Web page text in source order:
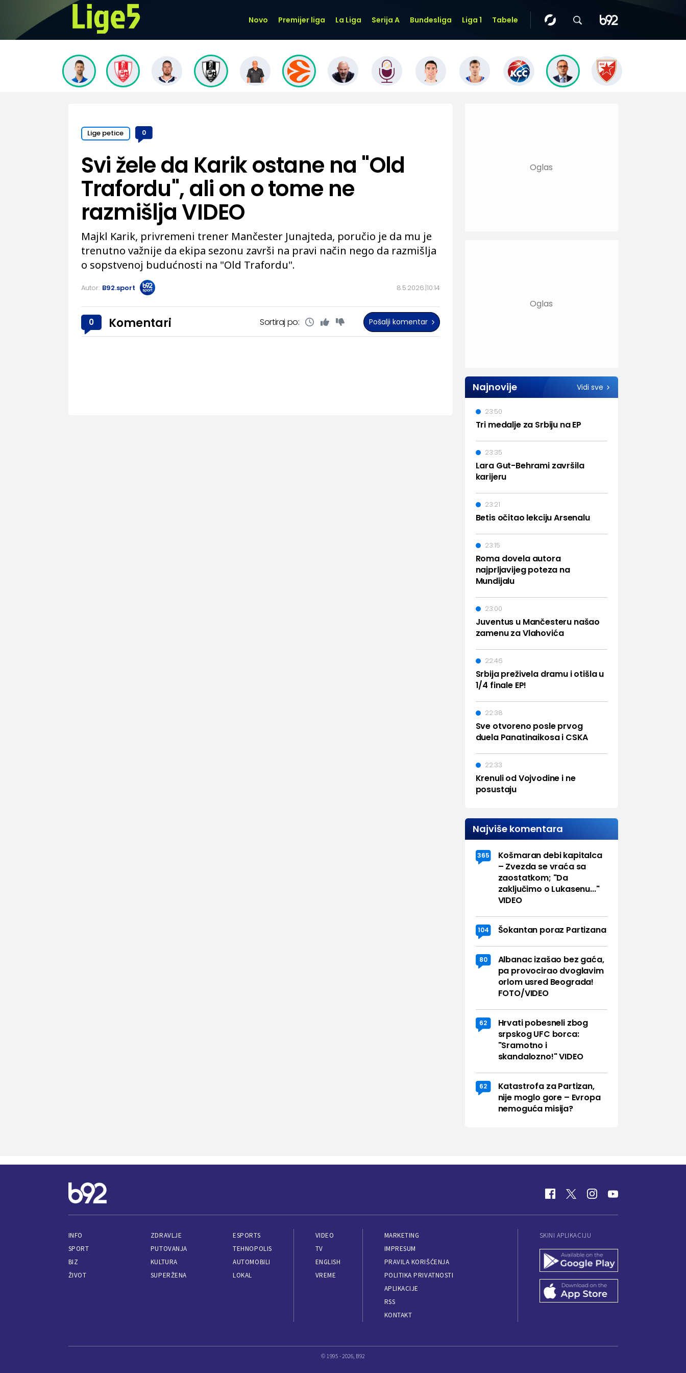
Novo Premijer liga La Liga Serija A Bundesliga Liga 1 Tabele
Lige petice 0
8.5.2026. 10:14
Svi žele da Karik ostane na "Old
Trafordu", ali on o tome ne
razmišlja VIDEO
Majkl Karik, privremeni trener Mančester Junajteda, poručio je da mu je
trenutno važnije da ekipa sezonu završi na pravi način nego da razmišlja
o sopstvenoj budućnosti na "Old Trafordu".
Autor: B92.sport
0 Komentari Sortiraj po: Pošalji komentar
Najnovije Vidi sve
Tri medalje za Srbiju na EP
23:50
Lara Gut-Behrami završila
karijeru
23:35
Betis očitao lekciju Arsenalu
23:21
Roma dovela autora
najprljavijeg poteza na
Mundijalu
23:15
Juventus u Mančesteru našao
zamenu za Vlahovića
23:00
Srbija preživela dramu i otišla u
1/4 finale EP!
22:46
Sve otvoreno posle prvog
duela Panatinaikosa i CSKA
22:38
Krenuli od Vojvodine i ne
posustaju
22:33
Najviše komentara
365
Košmaran debi kapitalca
– Zvezda se vraća sa
zaostatkom; "Da
zaključimo o Lukasenu..."
VIDEO
104 Šokantan poraz Partizana
80
Albanac izašao bez gaća,
pa provocirao dvoglavim
orlom usred Beograda!
FOTO/VIDEO
62
Hrvati pobesneli zbog
srpskog UFC borca:
"Sramotno i
skandalozno!" VIDEO
62
Katastrofa za Partizan,
nije moglo gore – Evropa
nemoguća misija?
INFO
SPORT
BIZ
ŽIVOT
ZDRAVLJE
PUTOVANJA
KULTURA
SUPERŽENA
ESPORTS
TEHNOPOLIS
AUTOMOBILI
LOKAL
VIDEO
TV
ENGLISH
VREME
MARKETING
IMPRESUM
PRAVILA KORIŠĆENJA
POLITIKA PRIVATNOSTI
APLIKACIJE
RSS
KONTAKT
SKINI APLIKACIJU
© 1995 - 2026, B92